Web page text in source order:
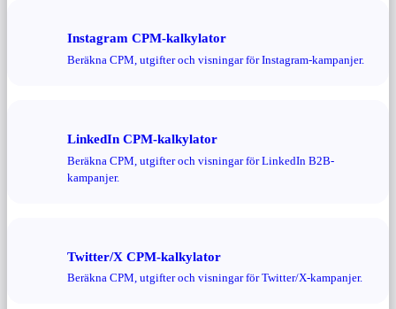
Instagram CPM-kalkylator
Beräkna CPM, utgifter och visningar för Instagram-kampanjer.
LinkedIn CPM-kalkylator
Beräkna CPM, utgifter och visningar för LinkedIn B2B-
kampanjer.
Twitter/X CPM-kalkylator
Beräkna CPM, utgifter och visningar för Twitter/X-kampanjer.